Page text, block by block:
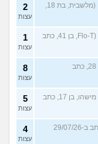
(מלשבית, בת 18,
2
עצות
(Flo-T, בן 41, כתב
1
עצות
(נשוי, בן 28, כתב
8
עצות
(סתם מישהו, בן 17, כתב
5
עצות
(אנונימי, בן 20, כתב ב-29/07/26
4
עצות